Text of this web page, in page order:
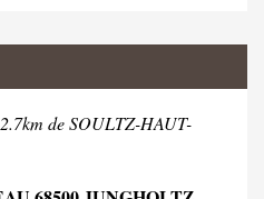
de SOULTZ-HAUT-